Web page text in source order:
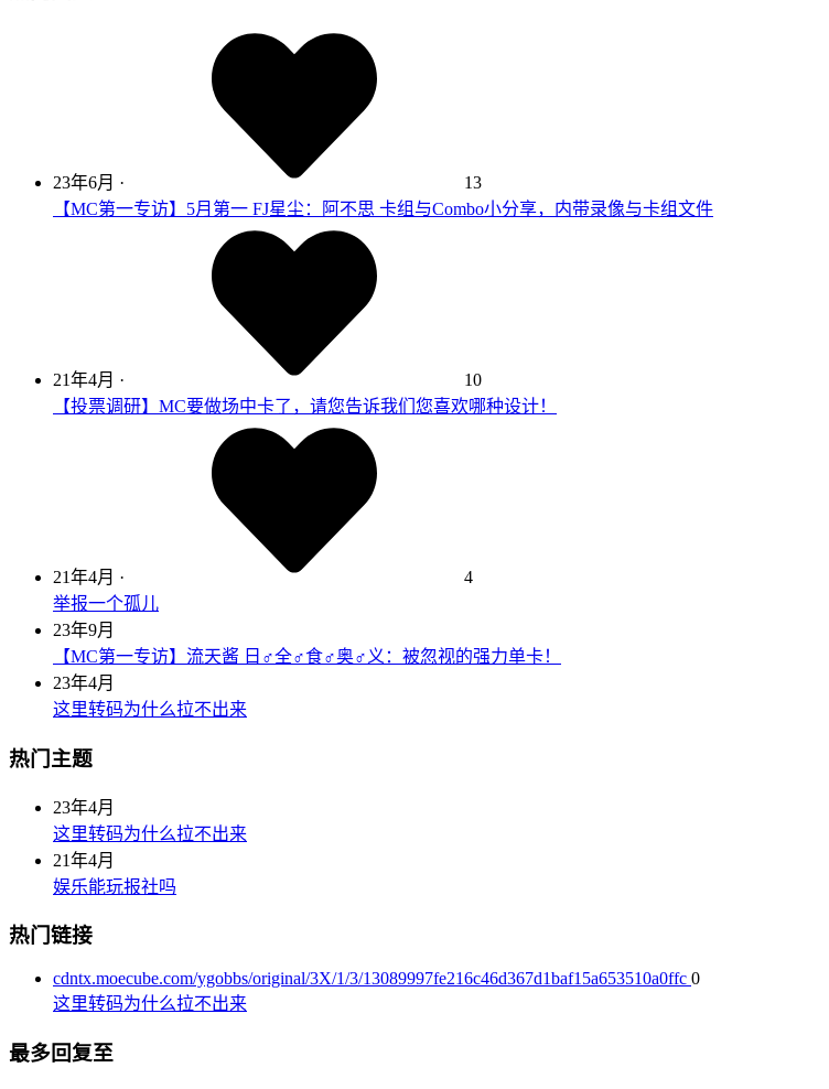
23年6月 ·
13
【MC第一专访】5月第一 FJ星尘：阿不思 卡组与Combo小分享，内带录像与卡组文件
21年4月 ·
10
【投票调研】MC要做场中卡了，请您告诉我们您喜欢哪种设计！
21年4月 ·
4
举报一个孤儿
23年9月
【MC第一专访】流天酱 日♂全♂食♂奥♂义：被忽视的强力单卡！
23年4月
这里转码为什么拉不出来
热门主题
23年4月
这里转码为什么拉不出来
21年4月
娱乐能玩报社吗
热门链接
cdntx.moecube.com/ygobbs/original/3X/1/3/13089997fe216c46d367d1baf15a653510a0ffc 0
这里转码为什么拉不出来
最多回复至